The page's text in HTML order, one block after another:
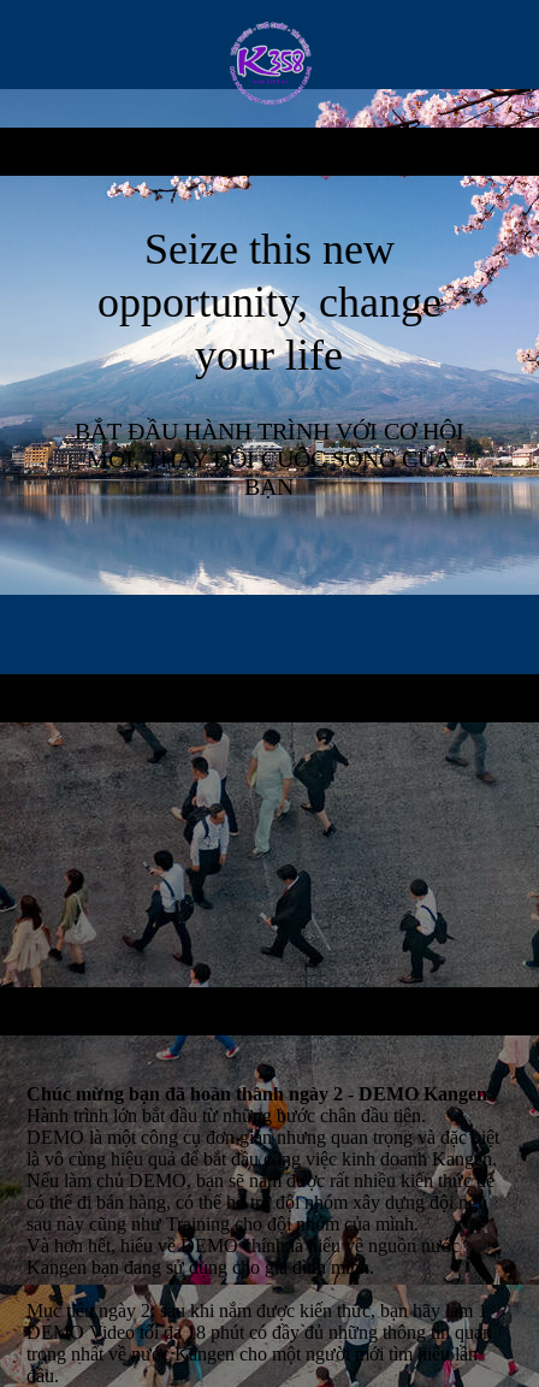
Seize this new
opportunity, change
your life
BẮT ĐẦU HÀNH TRÌNH VỚI CƠ HỘI
MỚI, THAY ĐỔI CUỘC SỐNG CỦA
BẠN
Chúc mừng bạn đã hoàn thành ngày 2 - DEMO Kangen
Hành trình lớn bắt đầu từ những bước chân đầu tiên.
DEMO là một công cụ đơn giản nhưng quan trọng và đặc biệt
là vô cùng hiệu quả để bắt đầu công việc kinh doanh Kangen.
Nếu làm chủ DEMO, bạn sẽ nắm được rất nhiều kiến thức để
có thể đi bán hàng, có thể hỗ trợ đội nhóm xây dựng đội ngũ
sau này cũng như Training cho đội nhóm của mình.
Và hơn hết, hiểu về DEMO chính là hiểu về nguồn nước
Kangen bạn đang sử dụng cho gia đình mình.
Mục tiêu ngày 2: sau khi nắm được kiến thức, bạn hãy làm 1
DEMO Video tối đa 18 phút có đầy đủ những thông tin quan
trọng nhất về nước Kangen cho một người mới tìm hiểu lần
đầu.